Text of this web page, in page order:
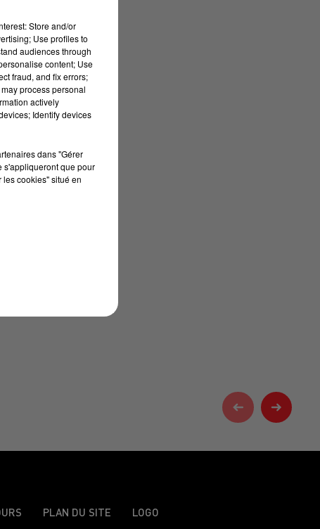
PLAN DU SITE LOGO
Store and/or
Use profiles to
audiences through
content; Use
fraud, and fix errors;
process personal
actively
Identify devices
dans "Gérer
s'appliqueront que pour
les cookies" situé en